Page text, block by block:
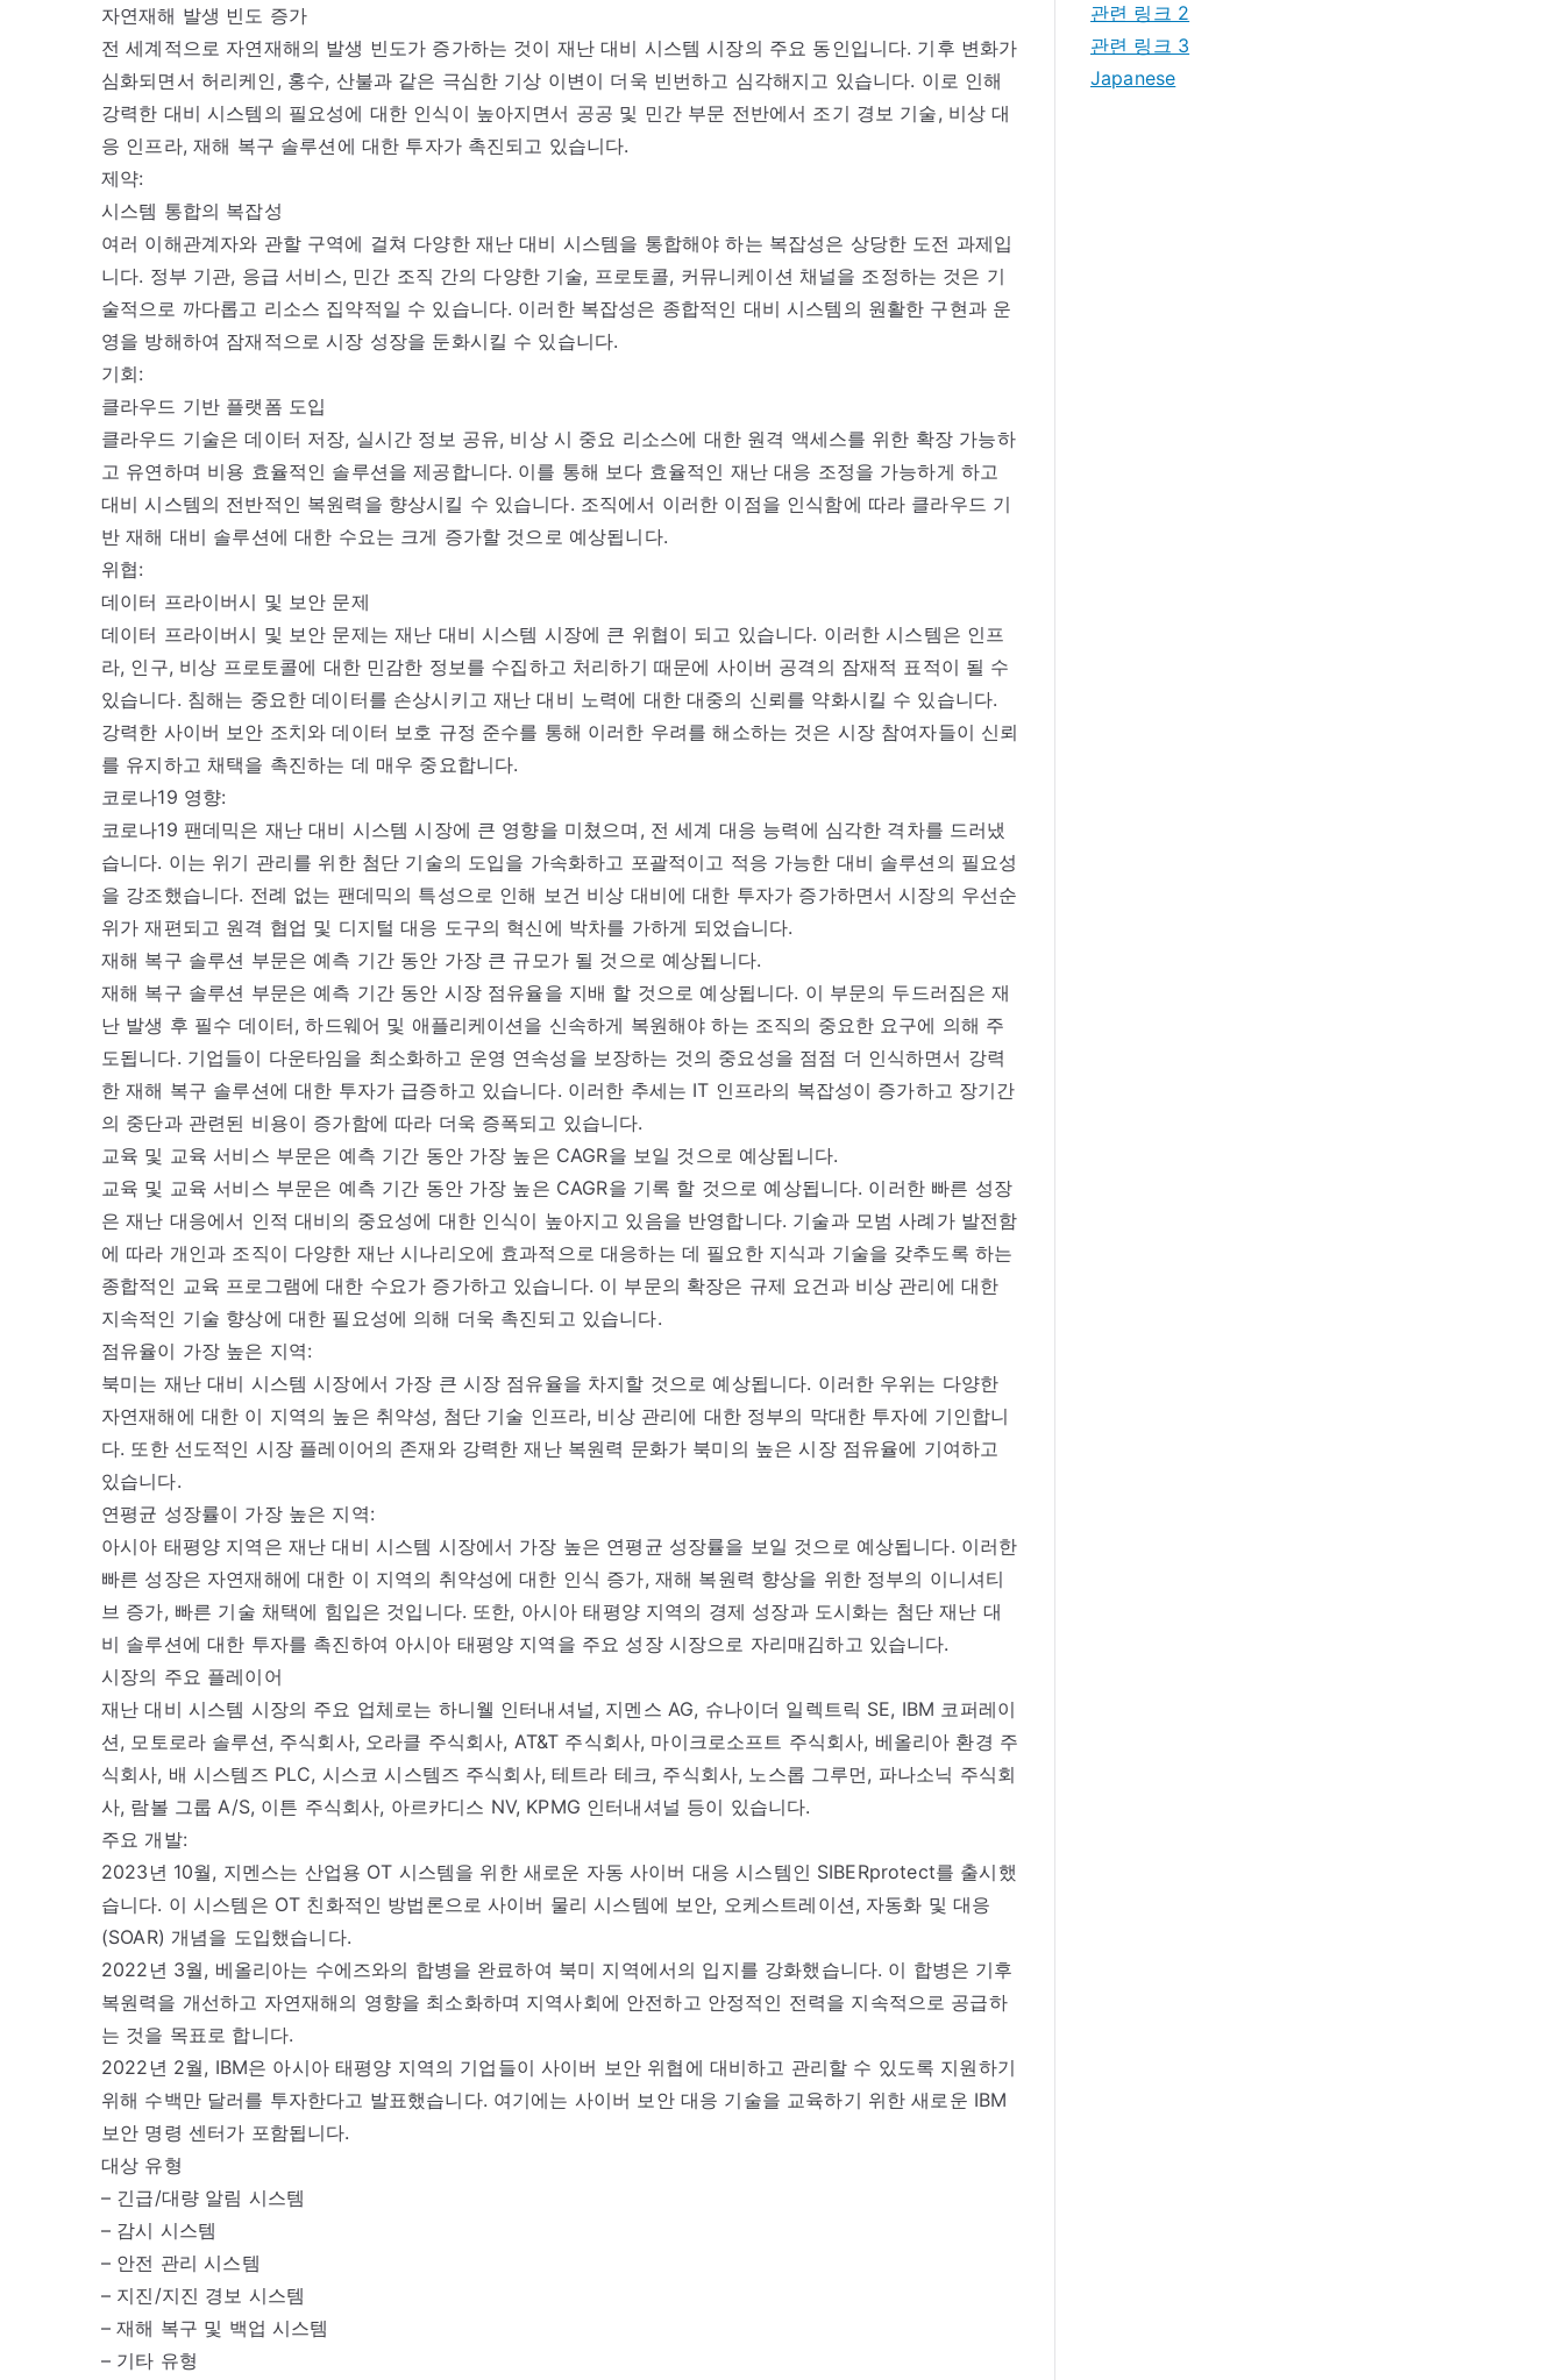
자연재해 발생 빈도 증가
전 세계적으로 자연재해의 발생 빈도가 증가하는 것이 재난 대비 시스템 시장의 주요 동인입니다. 기후 변화가
심화되면서 허리케인, 홍수, 산불과 같은 극심한 기상 이변이 더욱 빈번하고 심각해지고 있습니다. 이로 인해
강력한 대비 시스템의 필요성에 대한 인식이 높아지면서 공공 및 민간 부문 전반에서 조기 경보 기술, 비상 대
응 인프라, 재해 복구 솔루션에 대한 투자가 촉진되고 있습니다.
제약:
시스템 통합의 복잡성
여러 이해관계자와 관할 구역에 걸쳐 다양한 재난 대비 시스템을 통합해야 하는 복잡성은 상당한 도전 과제입
니다. 정부 기관, 응급 서비스, 민간 조직 간의 다양한 기술, 프로토콜, 커뮤니케이션 채널을 조정하는 것은 기
술적으로 까다롭고 리소스 집약적일 수 있습니다. 이러한 복잡성은 종합적인 대비 시스템의 원활한 구현과 운
영을 방해하여 잠재적으로 시장 성장을 둔화시킬 수 있습니다.
기회:
클라우드 기반 플랫폼 도입
클라우드 기술은 데이터 저장, 실시간 정보 공유, 비상 시 중요 리소스에 대한 원격 액세스를 위한 확장 가능하
고 유연하며 비용 효율적인 솔루션을 제공합니다. 이를 통해 보다 효율적인 재난 대응 조정을 가능하게 하고
대비 시스템의 전반적인 복원력을 향상시킬 수 있습니다. 조직에서 이러한 이점을 인식함에 따라 클라우드 기
반 재해 대비 솔루션에 대한 수요는 크게 증가할 것으로 예상됩니다.
위협:
데이터 프라이버시 및 보안 문제
데이터 프라이버시 및 보안 문제는 재난 대비 시스템 시장에 큰 위협이 되고 있습니다. 이러한 시스템은 인프
라, 인구, 비상 프로토콜에 대한 민감한 정보를 수집하고 처리하기 때문에 사이버 공격의 잠재적 표적이 될 수
있습니다. 침해는 중요한 데이터를 손상시키고 재난 대비 노력에 대한 대중의 신뢰를 약화시킬 수 있습니다.
강력한 사이버 보안 조치와 데이터 보호 규정 준수를 통해 이러한 우려를 해소하는 것은 시장 참여자들이 신뢰
를 유지하고 채택을 촉진하는 데 매우 중요합니다.
코로나19 영향:
코로나19 팬데믹은 재난 대비 시스템 시장에 큰 영향을 미쳤으며, 전 세계 대응 능력에 심각한 격차를 드러냈
습니다. 이는 위기 관리를 위한 첨단 기술의 도입을 가속화하고 포괄적이고 적응 가능한 대비 솔루션의 필요성
을 강조했습니다. 전례 없는 팬데믹의 특성으로 인해 보건 비상 대비에 대한 투자가 증가하면서 시장의 우선순
위가 재편되고 원격 협업 및 디지털 대응 도구의 혁신에 박차를 가하게 되었습니다.
재해 복구 솔루션 부문은 예측 기간 동안 가장 큰 규모가 될 것으로 예상됩니다.
재해 복구 솔루션 부문은 예측 기간 동안 시장 점유율을 지배 할 것으로 예상됩니다. 이 부문의 두드러짐은 재
난 발생 후 필수 데이터, 하드웨어 및 애플리케이션을 신속하게 복원해야 하는 조직의 중요한 요구에 의해 주
도됩니다. 기업들이 다운타임을 최소화하고 운영 연속성을 보장하는 것의 중요성을 점점 더 인식하면서 강력
한 재해 복구 솔루션에 대한 투자가 급증하고 있습니다. 이러한 추세는 IT 인프라의 복잡성이 증가하고 장기간
의 중단과 관련된 비용이 증가함에 따라 더욱 증폭되고 있습니다.
교육 및 교육 서비스 부문은 예측 기간 동안 가장 높은 CAGR을 보일 것으로 예상됩니다.
교육 및 교육 서비스 부문은 예측 기간 동안 가장 높은 CAGR을 기록 할 것으로 예상됩니다. 이러한 빠른 성장
은 재난 대응에서 인적 대비의 중요성에 대한 인식이 높아지고 있음을 반영합니다. 기술과 모범 사례가 발전함
에 따라 개인과 조직이 다양한 재난 시나리오에 효과적으로 대응하는 데 필요한 지식과 기술을 갖추도록 하는
종합적인 교육 프로그램에 대한 수요가 증가하고 있습니다. 이 부문의 확장은 규제 요건과 비상 관리에 대한
지속적인 기술 향상에 대한 필요성에 의해 더욱 촉진되고 있습니다.
점유율이 가장 높은 지역:
북미는 재난 대비 시스템 시장에서 가장 큰 시장 점유율을 차지할 것으로 예상됩니다. 이러한 우위는 다양한
자연재해에 대한 이 지역의 높은 취약성, 첨단 기술 인프라, 비상 관리에 대한 정부의 막대한 투자에 기인합니
다. 또한 선도적인 시장 플레이어의 존재와 강력한 재난 복원력 문화가 북미의 높은 시장 점유율에 기여하고
있습니다.
연평균 성장률이 가장 높은 지역:
아시아 태평양 지역은 재난 대비 시스템 시장에서 가장 높은 연평균 성장률을 보일 것으로 예상됩니다. 이러한
빠른 성장은 자연재해에 대한 이 지역의 취약성에 대한 인식 증가, 재해 복원력 향상을 위한 정부의 이니셔티
브 증가, 빠른 기술 채택에 힘입은 것입니다. 또한, 아시아 태평양 지역의 경제 성장과 도시화는 첨단 재난 대
비 솔루션에 대한 투자를 촉진하여 아시아 태평양 지역을 주요 성장 시장으로 자리매김하고 있습니다.
시장의 주요 플레이어
재난 대비 시스템 시장의 주요 업체로는 하니웰 인터내셔널, 지멘스 AG, 슈나이더 일렉트릭 SE, IBM 코퍼레이
션, 모토로라 솔루션, 주식회사, 오라클 주식회사, AT&T 주식회사, 마이크로소프트 주식회사, 베올리아 환경 주
식회사, 배 시스템즈 PLC, 시스코 시스템즈 주식회사, 테트라 테크, 주식회사, 노스롭 그루먼, 파나소닉 주식회
사, 람볼 그룹 A/S, 이튼 주식회사, 아르카디스 NV, KPMG 인터내셔널 등이 있습니다.
주요 개발:
2023년 10월, 지멘스는 산업용 OT 시스템을 위한 새로운 자동 사이버 대응 시스템인 SIBERprotect를 출시했
습니다. 이 시스템은 OT 친화적인 방법론으로 사이버 물리 시스템에 보안, 오케스트레이션, 자동화 및 대응
(SOAR) 개념을 도입했습니다.
2022년 3월, 베올리아는 수에즈와의 합병을 완료하여 북미 지역에서의 입지를 강화했습니다. 이 합병은 기후
복원력을 개선하고 자연재해의 영향을 최소화하며 지역사회에 안전하고 안정적인 전력을 지속적으로 공급하
는 것을 목표로 합니다.
2022년 2월, IBM은 아시아 태평양 지역의 기업들이 사이버 보안 위협에 대비하고 관리할 수 있도록 지원하기
위해 수백만 달러를 투자한다고 발표했습니다. 여기에는 사이버 보안 대응 기술을 교육하기 위한 새로운 IBM
보안 명령 센터가 포함됩니다.
대상 유형
– 긴급/대량 알림 시스템
– 감시 시스템
– 안전 관리 시스템
– 지진/지진 경보 시스템
– 재해 복구 및 백업 시스템
– 기타 유형
관련 링크 2
관련 링크 3
Japanese